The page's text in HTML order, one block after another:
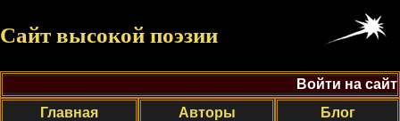
Сайт высокой поэзии
Войти на сайт
Главная
Авторы
Блог